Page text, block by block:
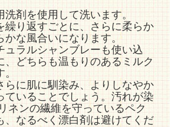
洗剤を使用して洗います。
繰り返すごとに、さらに柔らか
かな風合いになります。
ュラルシャンブレーも使い込
、どちらも温もりのあるミルク
らに肌に馴染み、よりしなやか
ていることでしょう。汚れが染
ネンの繊維を守っているペク
、なるべく漂白剤は避けてくだ